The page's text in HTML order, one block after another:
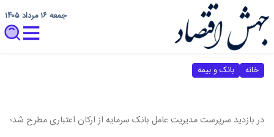
جمعه ۱۶ مرداد ۱۴۰۵
خانه بانک و بیمه
در بازدید سرپرست مدیریت عامل بانک سرمایه از ارکان اعتباری مطرح شد؛